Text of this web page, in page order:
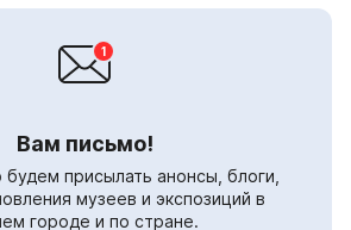
Вам письмо!
присылать анонсы, блоги,
музеев и экспозиций в
городе и по стране.